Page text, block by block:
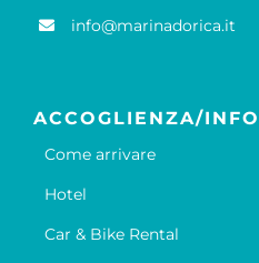
info@marinadorica.it
ACCOGLIENZA/INFO
Come arrivare
Hotel
Car & Bike Rental